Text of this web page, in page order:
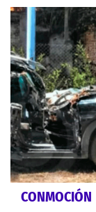
CONMOCIÓN